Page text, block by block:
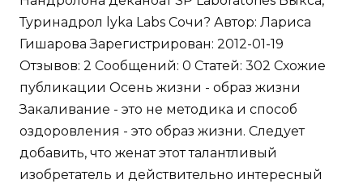
Туринадрол lyka Labs Сочи? Автор: Лариса
Гишарова Зарегистрирован: 2012-01-19
Отзывов: 2 Сообщений: 0 Статей: 302 Схожие
публикации Осень жизни - образ жизни
Закаливание - это не методика и способ
оздоровления - это образ жизни. Следует
добавить, что женат этот талантливый
изобретатель и действительно интересный